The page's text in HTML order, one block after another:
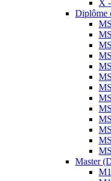
X
Diplôme
Master